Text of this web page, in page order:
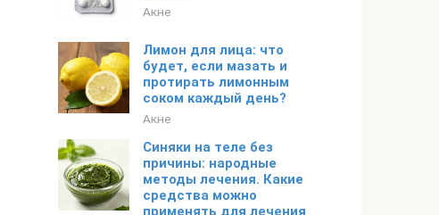
Акне
Лимон для лица: что
будет, если мазать и
протирать лимонным
соком каждый день?
Акне
Синяки на теле без
причины: народные
методы лечения. Какие
средства можно
применять для лечения